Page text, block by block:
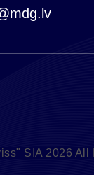
SIA 2026 All